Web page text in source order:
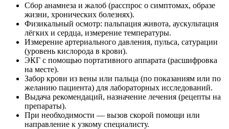
Сбор анамнеза и жалоб (расспрос о симптомах, образе
жизни, хронических болезнях).
Физикальный осмотр: пальпация живота, аускультация
лёгких и сердца, измерение температуры.
Измерение артериального давления, пульса, сатурации
(уровень кислорода в крови).
ЭКГ с помощью портативного аппарата (расшифровка
на месте).
Забор крови из вены или пальца (по показаниям или по
желанию пациента) для лабораторных исследований.
Выдача рекомендаций, назначение лечения (рецепты на
препараты).
При необходимости — вызов скорой помощи или
направление к узкому специалисту.